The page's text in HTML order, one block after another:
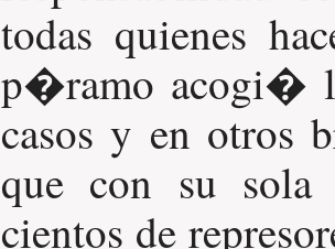
todas quienes
p�ramo acogi�
casos y en otros
que con su sola
cientos de